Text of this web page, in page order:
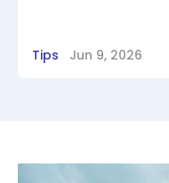
Tips Jun 9, 2026